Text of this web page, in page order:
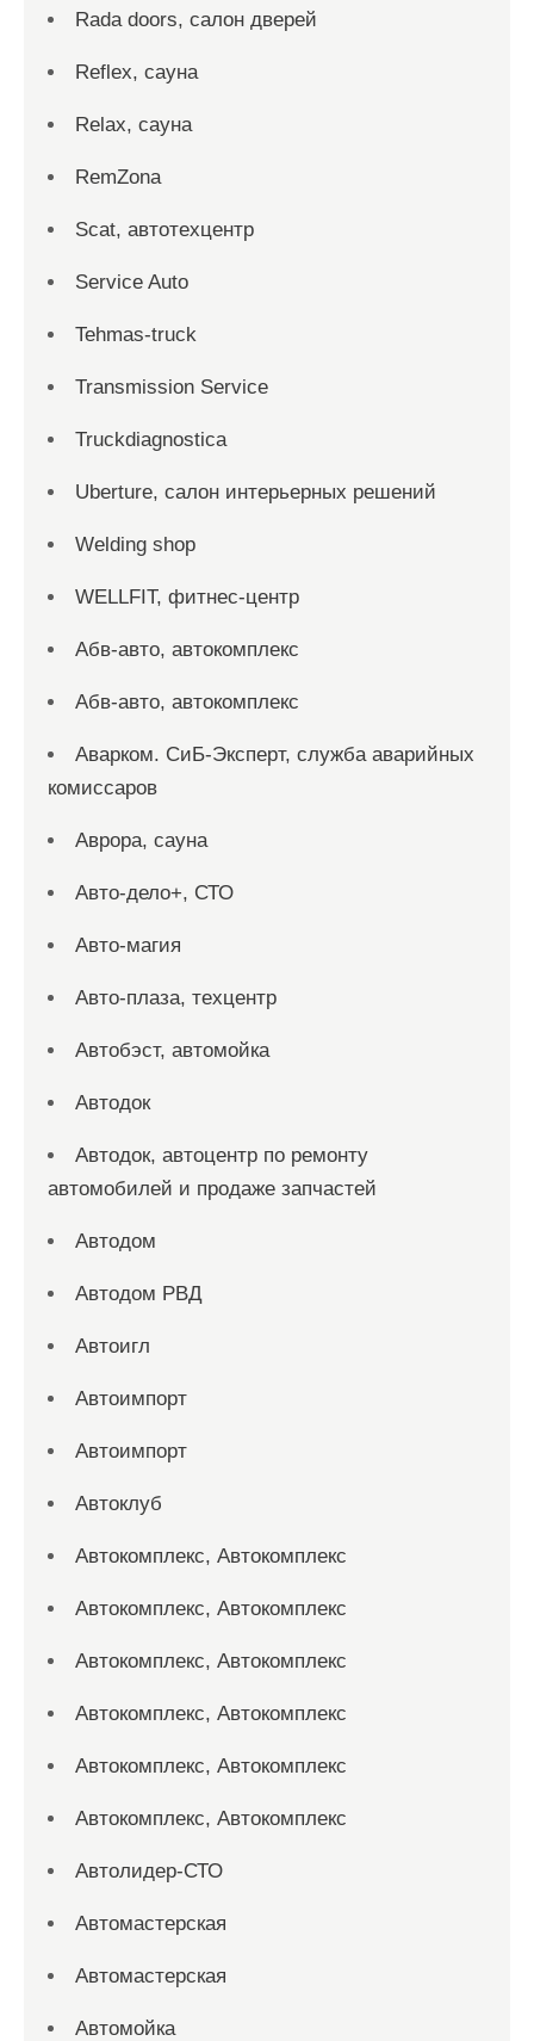
Rada doors, салон дверей
Reflex, сауна
Relax, сауна
RemZona
Scat, автотехцентр
Service Auto
Tehmas-truck
Transmission Service
Truckdiagnostica
Uberture, салон интерьерных решений
Welding shop
WELLFIT, фитнес-центр
Абв-авто, автокомплекс
Абв-авто, автокомплекс
Аварком. СиБ-Эксперт, служба аварийных
комиссаров
Аврора, сауна
Авто-дело+, СТО
Авто-магия
Авто-плаза, техцентр
Автобэст, автомойка
Автодок
Автодок, автоцентр по ремонту
автомобилей и продаже запчастей
Автодом
Автодом РВД
Автоигл
Автоимпорт
Автоимпорт
Автоклуб
Автокомплекс, Автокомплекс
Автокомплекс, Автокомплекс
Автокомплекс, Автокомплекс
Автокомплекс, Автокомплекс
Автокомплекс, Автокомплекс
Автокомплекс, Автокомплекс
Автолидер-СТО
Автомастерская
Автомастерская
Автомойка